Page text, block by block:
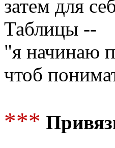
затем для
Таблицы --
"я начинаю
чтоб
***